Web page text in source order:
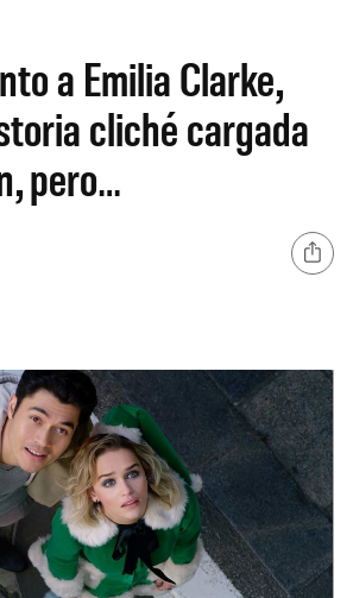
a Emilia Clarke,
cliché cargada
pero…